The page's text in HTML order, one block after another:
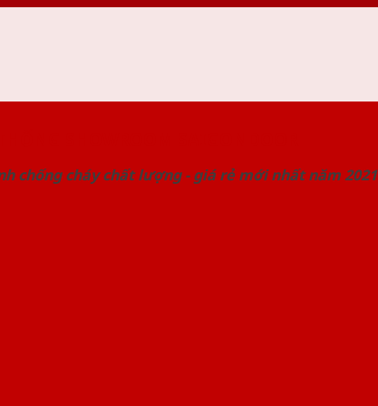
chống cháy chất lượng - giá rẻ mới nhất năm 2021